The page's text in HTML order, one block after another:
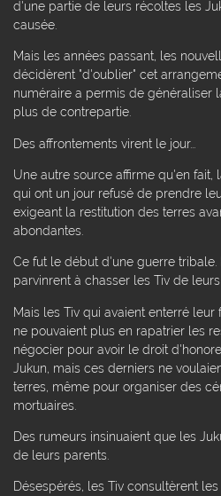
d'une partie de leurs récoltes les
causée.
Mais les années passant, les
décidèrent "d'oublier" cet
numéraire a permis de généraliser
plus de contrepartie.
Des affrontements virent le jour...
Une autre source affirme qu'en fait,
qui ont un jour refusé de prendre
exigeant la restitution des terres
abondantes.
Ce fut le début d'une guerre tribale.
parvinrent à chasser les Tiv de leurs
Mais les Tiv qui avaient enterré leur
ne pouvaient plus en rapatrier les
négocier pour avoir le droit
Jukun, mais ces derniers ne
terres, même pour organiser des
mortuaires.
Des rumeurs insinuaient que les
de leurs parents.
Désespérés, les Tiv consultèrent